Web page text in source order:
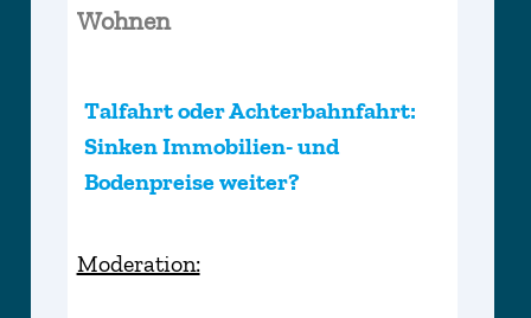
Wohnen
Talfahrt oder Achterbahnfahrt:
Sinken Immobilien- und
Bodenpreise weiter?
Moderation: